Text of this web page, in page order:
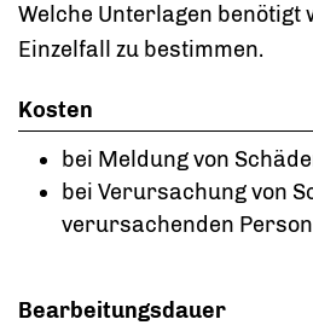
Welche Unterlagen benötigt
Einzelfall zu bestimmen.
Kosten
bei Meldung von
bei Verursachung von
verursachenden Person
Bearbeitungsdauer